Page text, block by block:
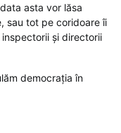
asta vor lăsa
sau tot pe coridoare îi
și directorii
democrația în